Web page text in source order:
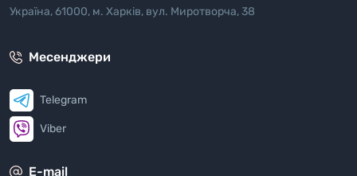
Україна, 61000, м. Харків, вул. Миротворча, 38
Месенджери
Telegram
Viber
E-mail